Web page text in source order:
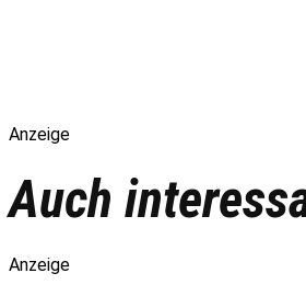
Anzeige
Auch
Anzeige